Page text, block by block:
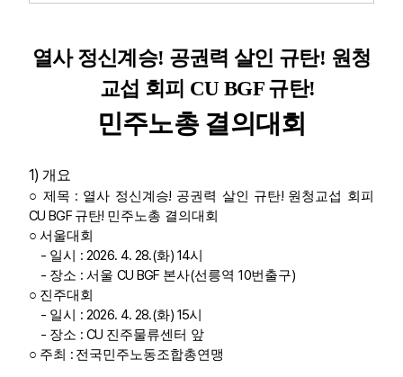
열사 정신계승! 공권력 살인 규탄! 원청
교섭 회피 CU BGF 규탄!
민주노총 결의대회
1) 개요
○ 제목 : 열사 정신계승! 공권력 살인 규탄! 원청교섭 회피
CU BGF규탄! 민주노총 결의대회
○ 서울대회
- 일시 : 2026. 4. 28.(화) 14시
- 장소 : 서울 CU BGF 본사(선릉역10번출구)
○ 진주대회
- 일시 : 2026. 4. 28.(화) 15시
- 장소 : CU 진주물류센터 앞
○ 주최 : 전국민주노동조합총연맹